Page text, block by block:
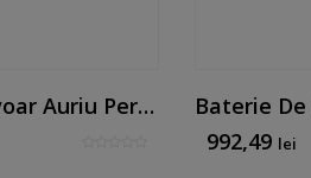
Baterie De Lavoar Auriu Periat - Mk Line By Mirtak
992,49 lei